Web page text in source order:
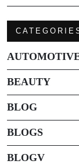
BEAUTY
BLOG
BLOGS
BLOGV